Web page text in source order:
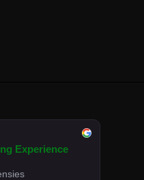
Experience